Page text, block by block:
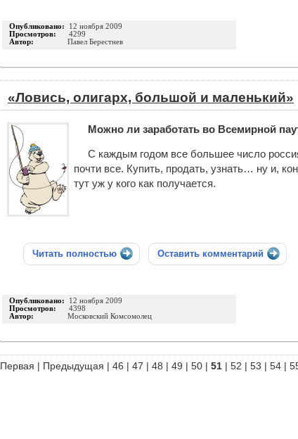
Опубликовано: 12 ноября 2009
Просмотров: 4299
Автор: Павел Берестнев
«Ловись, олигарх, большой и маленький»
Можно ли заработать во Всемирной
С каждым годом все большее число
почти все. Купить, продать, узнать… ну и,
тут уж у кого как получается.
Читать полностью Оставить комментарий
Опубликовано: 12 ноября 2009
Просмотров: 4398
Автор: Московский Комсомолец
Первая | Предыдущая | 46 | 47 | 48 | 49 | 50 | 51 | 52 | 53 | 54 |